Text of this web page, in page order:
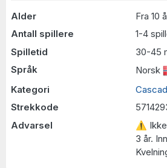
Alder
Fra 10
Antall spillere
1-4
Spilletid
30-45
Språk
Norsk
Kategori
Strekkode
Advarsel
⚠ Ikke
3 år.